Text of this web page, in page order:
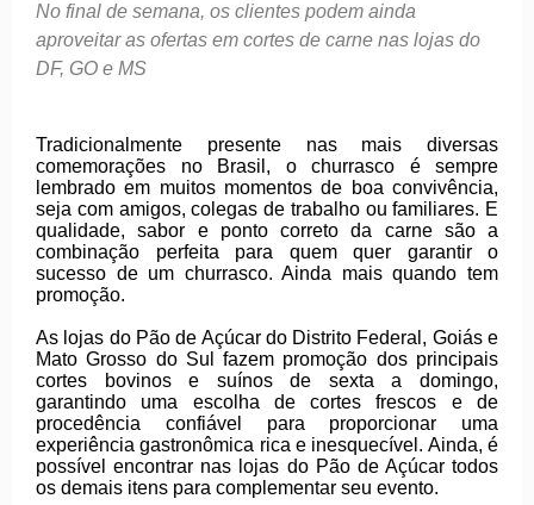
No final de semana, os clientes podem ainda
aproveitar as ofertas em cortes de carne nas lojas do
DF, GO e MS
Tradicionalmente presente nas mais diversas
comemorações no Brasil, o churrasco é sempre
lembrado em muitos momentos de boa convivência,
seja com amigos, colegas de trabalho ou familiares. E
qualidade, sabor e ponto correto da carne são a
combinação perfeita para quem quer garantir o
sucesso de um churrasco. Ainda mais quando tem
promoção.
As lojas do Pão de Açúcar do Distrito Federal, Goiás e
Mato Grosso do Sul fazem promoção dos principais
cortes bovinos e suínos de sexta a domingo,
garantindo uma escolha de cortes frescos e de
procedência confiável para proporcionar uma
experiência gastronômica rica e inesquecível. Ainda, é
possível encontrar nas lojas do Pão de Açúcar todos
os demais itens para complementar seu evento.